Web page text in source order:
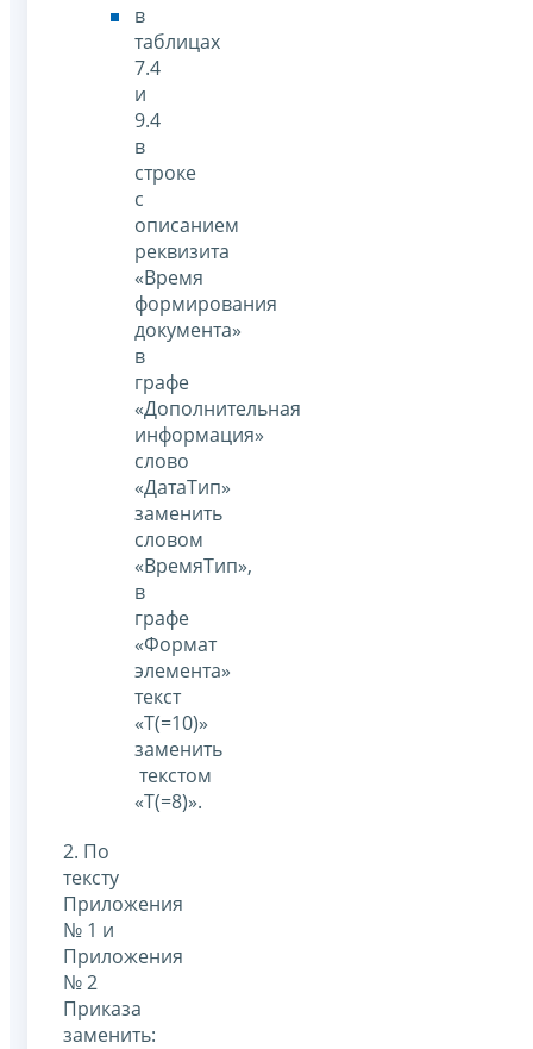
в
таблицах
7.4
и
9.4
в
строке
с
описанием
реквизита
«Время
формирования
документа»
в
графе
«Дополнительная
информация»
слово
«ДатаТип»
заменить
словом
«ВремяТип»,
в
графе
«Формат
элемента»
текст
«Т(=10)»
заменить
текстом
«Т(=8)».
2. По
тексту
Приложения
№ 1 и
Приложения
№ 2
Приказа
заменить: